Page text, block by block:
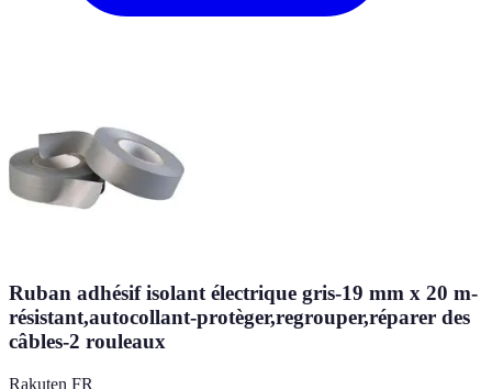
Ruban adhésif isolant électrique gris-19 mm x 20 m-
résistant,autocollant-protèger,regrouper,réparer des
câbles-2 rouleaux
Rakuten FR